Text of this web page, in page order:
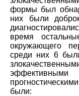
формы был
них были
время
окружающего
среди них 6
были: